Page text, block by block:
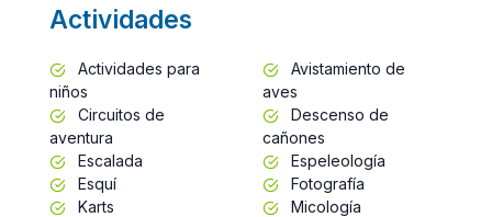
Actividades
Actividades para
niños
Avistamiento de
aves
Circuitos de
aventura
Descenso de
cañones
Escalada
Espeleología
Esquí
Fotografía
Karts
Micología